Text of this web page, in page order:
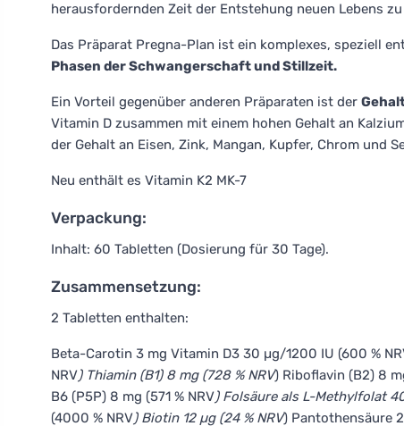
herausfordernden Zeit der Entstehung neuen Lebens
Das Präparat Pregna-Plan ist ein komplexes, speziell
Phasen der Schwangerschaft und Stillzeit.
Ein Vorteil gegenüber anderen Präparaten ist der
Vitamin D zusammen mit einem hohen Gehalt an
der Gehalt an Eisen, Zink, Mangan, Kupfer, Chrom und
Neu enthält es Vitamin K2 MK-7
Verpackung:
Inhalt: 60 Tabletten (Dosierung für 30 Tage).
Zusammensetzung:
2 Tabletten enthalten:
Beta-Carotin 3 mg Vitamin D3 30 µg/1200 IU (600 %
NRV) Thiamin (B1) 8 mg (728 % NRV) Riboflavin (B2) 8
B6 (P5P) 8 mg (571 % NRV) Folsäure als L-Methylfolat
(4000 % NRV) Biotin 12 µg (24 % NRV) Pantothensäure